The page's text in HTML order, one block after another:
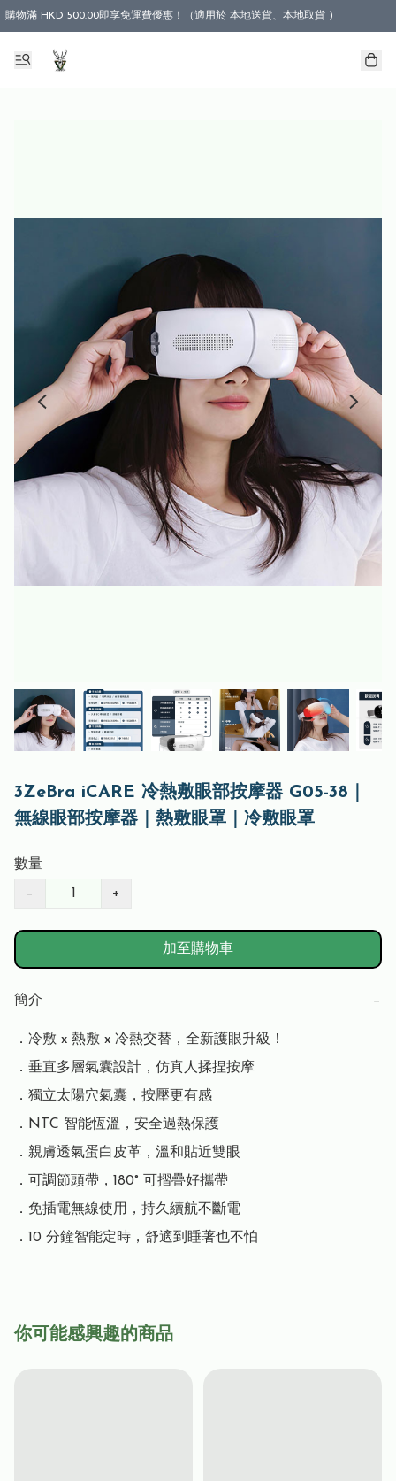
購物滿 HKD 500.00即享免運費優惠！（適用於 本地送貨、本地取貨 )
3ZeBra iCARE 冷熱敷眼部按摩器 G05-38｜
無線眼部按摩器｜熱敷眼罩｜冷敷眼罩
數量
− +
加至購物車
簡介 −
．冷敷 x 熱敷 x 冷熱交替，全新護眼升級！
．垂直多層氣囊設計，仿真人揉捏按摩
．獨立太陽穴氣囊，按壓更有感
．NTC 智能恆溫，安全過熱保護
．親膚透氣蛋白皮革，溫和貼近雙眼
．可調節頭帶，180° 可摺疊好攜帶
．免插電無線使用，持久續航不斷電
．10 分鐘智能定時，舒適到睡著也不怕
你可能感興趣的商品